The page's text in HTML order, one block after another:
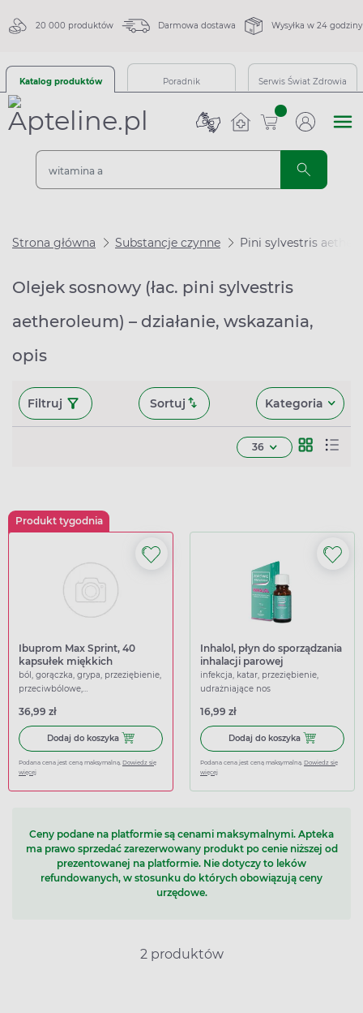
20 000 produktów Darmowa dostawa Wysyłka w 24 godziny
Katalog produktów Poradnik Serwis Świat Zdrowia
sztuk
Strona główna Substancje czynne Pini sylvestris
Olejek sosnowy (łac. pini sylvestris
aetheroleum) – działanie, wskazania,
opis
Filtruj Sortuj Kategoria
36
Produkt tygodnia
Ibuprom Max Sprint, 40
kapsułek miękkich
ból, gorączka, grypa, przeziębienie,
przeciwbólowe,
36,99 zł
Dodaj do koszyka Dodaj do koszyka Ibuprom Max Sprint, 40 kapsułek
Podana cena jest ceną maksymalną. Dowiedz się
więcej
Inhalol, płyn do sporządzania
inhalacji parowej
infekcja, katar, przeziębienie,
udrażniające nos
16,99 zł
Dodaj do koszyka Dodaj do
Podana cena jest ceną maksymalną. Dowiedz się
więcej
Ceny podane na platformie są cenami maksymalnymi. Apteka
ma prawo sprzedać zarezerwowany produkt po cenie niższej od
prezentowanej na platformie. Nie dotyczy to leków
refundowanych, w stosunku do których obowiązują ceny
urzędowe.
2 produktów